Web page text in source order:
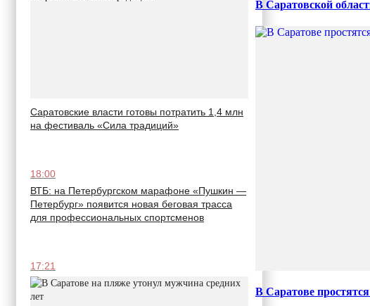
Саратовские власти готовы потратить 1,4 млн
на фестиваль «Сила традиций»
18:00
ВТБ: на Петербургском марафоне «Пушкин —
Петербург» появится новая беговая трасса
для профессиональных спортсменов
17:21
В Саратовской
В Саратове